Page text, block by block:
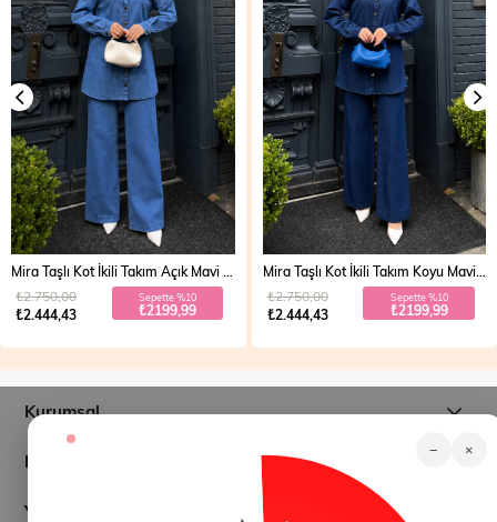
₺2.444,43
₺2.750,00 Sepette %10
₺2199,99
Mira Taşlı Kot İkili Takım Koyu Mavi 19286
₺2.444,43
₺2.750,00 Sepette %10
₺2199,99
Kurumsal
Müşteri İlişkileri
Yardım
− ×